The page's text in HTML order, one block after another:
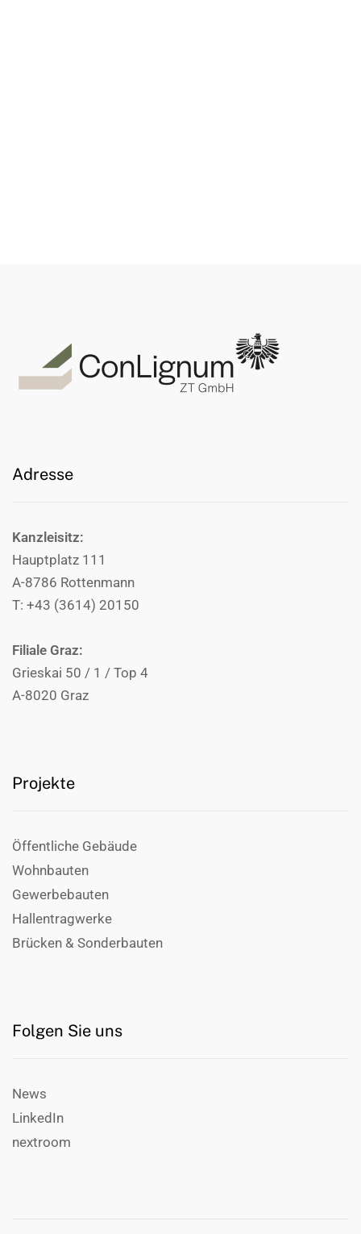
Adresse
Kanzleisitz:
Hauptplatz 111
A-8786 Rottenmann
T: +43 (3614) 20150
Filiale Graz:
Grieskai 50 / 1 / Top 4
A-8020 Graz
Projekte
Öffentliche Gebäude
Wohnbauten
Gewerbebauten
Hallentragwerke
Brücken & Sonderbauten
Folgen Sie uns
News
LinkedIn
nextroom